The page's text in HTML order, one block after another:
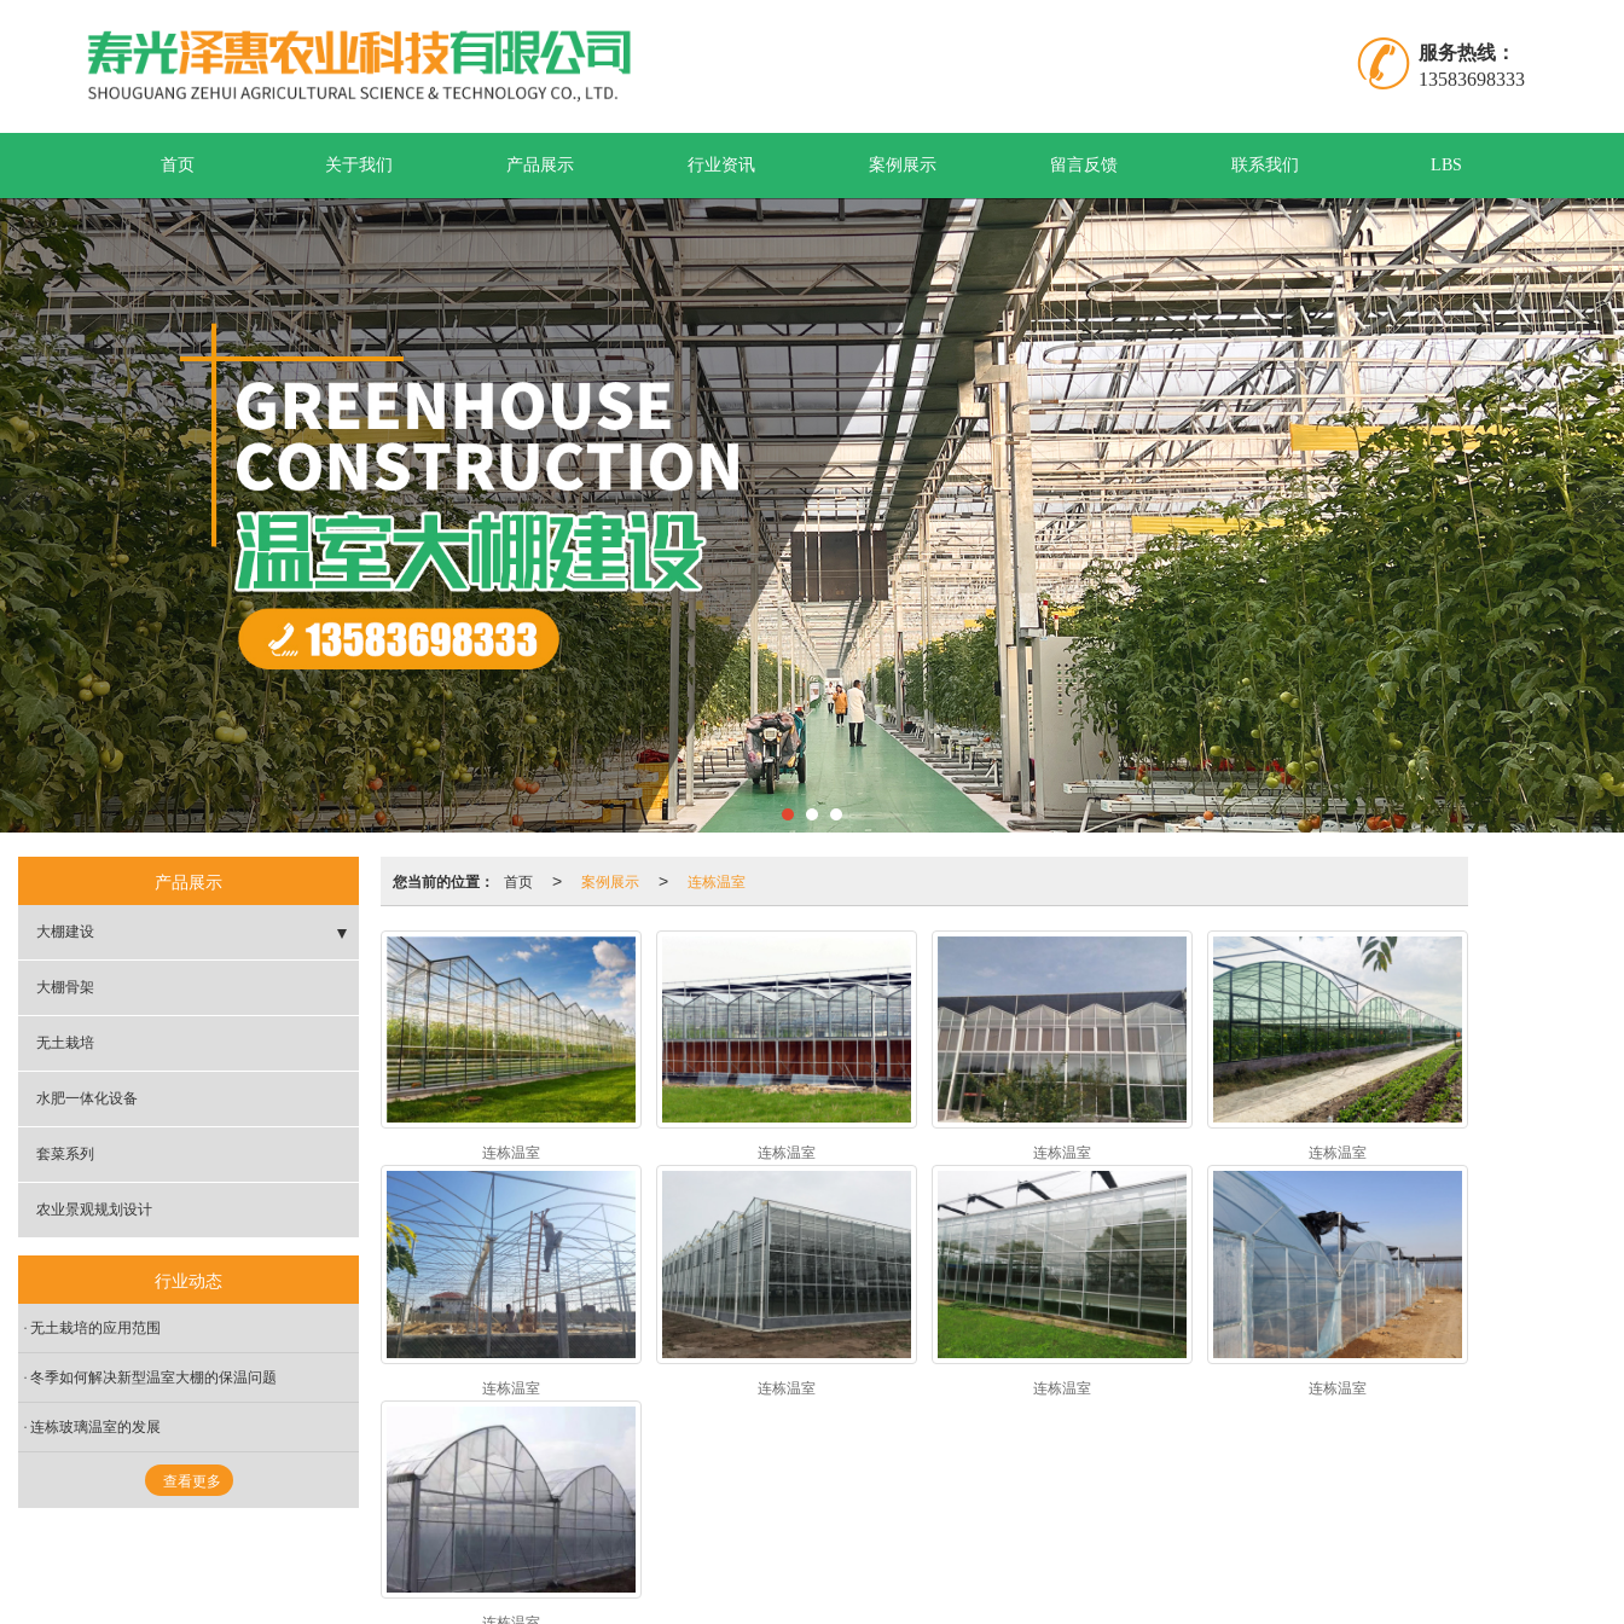
服务热线：
13583698333
首页 关于我们 产品展示 行业资讯 案例展示 留言反馈 联系我们 LBS
您当前的位置： 首页 > 案例展示 > 连栋温室
连栋温室 连栋温室 连栋温室 连栋温室
连栋温室 连栋温室 连栋温室 连栋温室
产品展示
大棚建设
- 拱棚
- 连栋温室
- 日光温室
- 智能温室大棚
大棚骨架
无土栽培
水肥一体化设备
套菜系列
农业景观规划设计
行业动态
无土栽培的应用范围
冬季如何解决新型温室大棚的保温问题
连栋玻璃温室的发展
查看更多